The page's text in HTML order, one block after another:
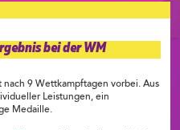
bei der WM
9 Wettkampftagen vorbei. Aus
Leistungen, ein
Medaille.